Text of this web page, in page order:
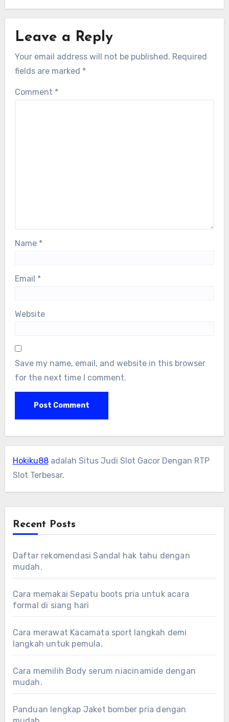
Leave a Reply
Your email address will not be published. Required
fields are marked *
Comment *
Name *
Email *
Website
Save my name, email, and website in this browser
for the next time I comment.
Hokiku88adalah Situs Judi Slot Gacor Dengan RTP
Slot Terbesar.
Recent Posts
Daftar rekomendasi Sandal hak tahu dengan
mudah.
Cara memakai Sepatu boots pria untuk acara
formal di siang hari
Cara merawat Kacamata sport langkah demi
langkah untuk pemula.
Cara memilih Body serum niacinamide dengan
mudah.
Panduan lengkap Jaket bomber pria dengan